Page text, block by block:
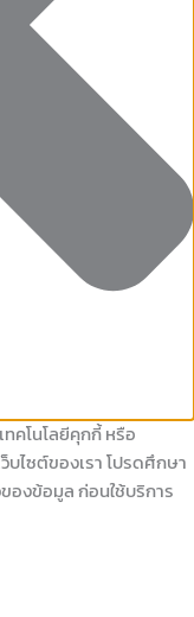
คโนโลยีคุกกี้ หรือ
ไซต์ของเรา โปรดศึกษา
องข้อมูล ก่อนใช้บริการ